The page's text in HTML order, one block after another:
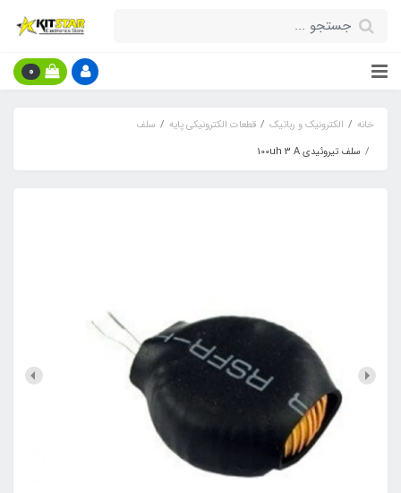
0
خانه الکترونیک و رباتیک قطعات الکترونیکی پایه
سلف
سلف تیروئیدی 100uh 3 A